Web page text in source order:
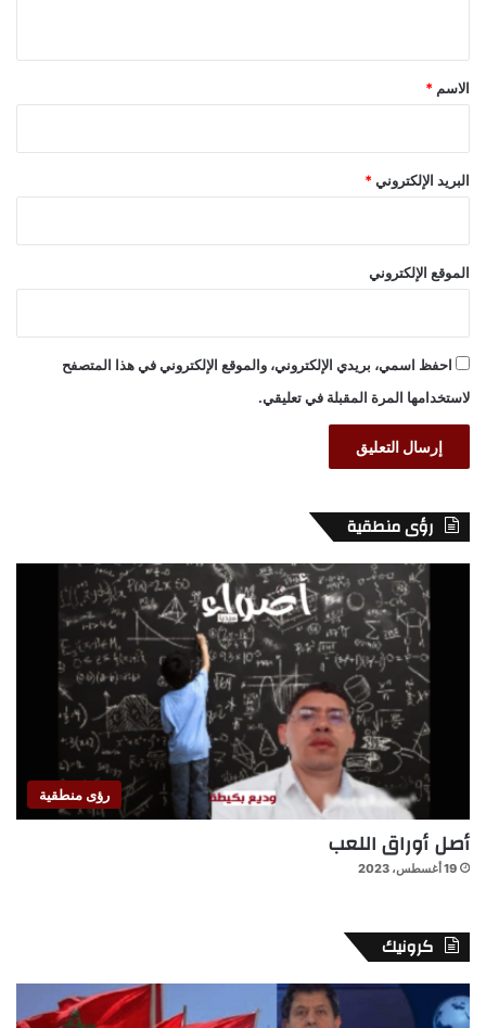
*
الاسم *
البريد الإلكتروني *
الموقع الإلكتروني
احفظ اسمي، بريدي الإلكتروني، والموقع الإلكتروني في هذا المتصفح
لاستخدامها المرة المقبلة في تعليقي.
رؤى منطقية
رؤى منطقية
أصل أوراق اللعب
19 أغسطس، 2023
كرونيك